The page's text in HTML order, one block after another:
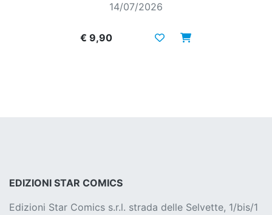
14/07/2026
€ 9,90
EDIZIONI STAR COMICS
Edizioni Star Comics s.r.l. strada delle Selvette, 1/bis/1